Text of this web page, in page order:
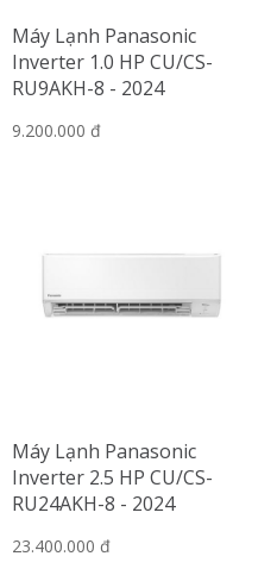
Máy Lạnh Panasonic
Inverter 1.0 HP CU/CS-
RU9AKH-8 - 2024
9.200.000 đ
Máy Lạnh Panasonic
Inverter 2.5 HP CU/CS-
RU24AKH-8 - 2024
23.400.000 đ